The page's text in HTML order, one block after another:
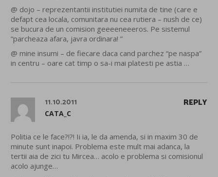
@ dojo – reprezentantii institutiei numita de tine (care e
defapt cea locala, comunitara nu cea rutiera – nush de ce)
se bucura de un comision geeeeneeeros. Pe sistemul
“parcheaza afara, javra ordinara! ”
@ mine insumi – de fiecare daca cand parchez “pe naspa”
in centru – oare cat timp o sa-i mai platesti pe astia …
REPLY
11.10.2011
CATA_C
Politia ce le face?!?! Ii ia, le da amenda, si in maxim 30 de
minute sunt inapoi. Problema este mult mai adanca, la
tertii aia de zici tu Mircea… acolo e problema si comisionul
acolo ajunge…